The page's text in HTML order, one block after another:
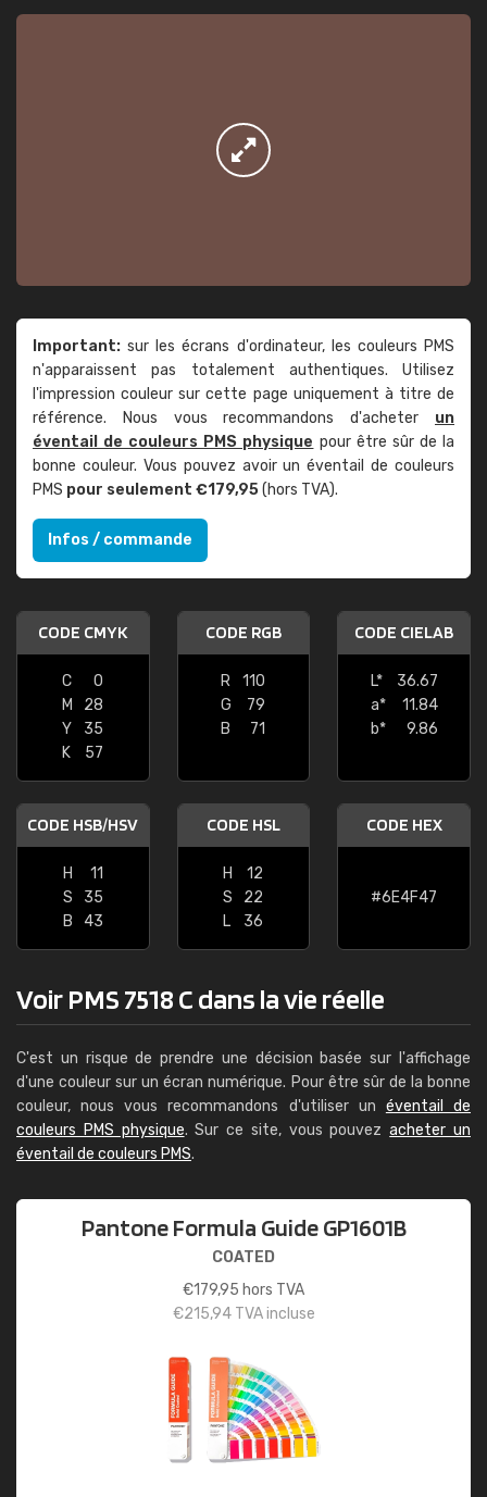
Important: sur les écrans d'ordinateur, les couleurs PMS
n'apparaissent pas totalement authentiques. Utilisez
l'impression couleur sur cette page uniquement à titre de
référence. Nous vous recommandons d'acheter un
éventail de couleurs PMS physique pour être sûr de la
bonne couleur. Vous pouvez avoir un éventail de couleurs
PMS pour seulement €179,95(hors TVA).
Infos / commande
CODE CMYK
C
0
M
28
Y
35
K
57
CODE RGB
R
110
G
79
B
71
CODE CIELAB
L*
36.67
a*
11.84
b*
9.86
CODE HSB/HSV
H
11
S
35
B
43
CODE HSL
H
12
S
22
L
36
CODE HEX
#6E4F47
Voir PMS 7518 C dans la vie réelle
C'est un risque de prendre une décision basée sur l'affichage
d'une couleur sur un écran numérique. Pour être sûr de la bonne
couleur, nous vous recommandons d'utiliser un éventail de
couleurs PMS physique. Sur ce site, vous pouvezacheter un
éventail de couleurs PMS.
Pantone Formula Guide GP1601B
COATED
€179,95 hors TVA
€215,94TVA incluse